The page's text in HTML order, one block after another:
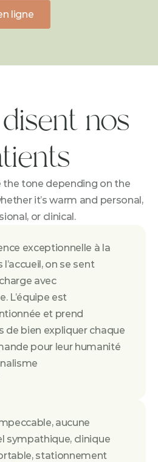
ligne
nos
the tone depending on the
it’s warm and personal,
or clinical.
aucune
sympathique, clinique
stationnement
exceptionnelle à la
on se sent
avec
L’équipe est
et prend
de bien expliquer chaque
pour leur humanité